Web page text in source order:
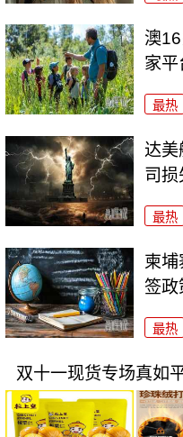
澳
家平
最热
达美
司损
最热
柬
签政
最热
双十一现货专场真如